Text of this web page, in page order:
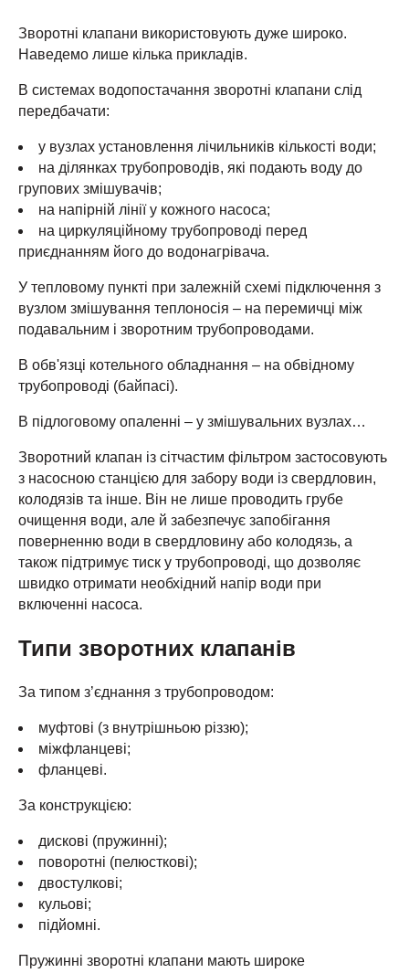
Зворотні клапани використовують дуже широко.
Наведемо лише кілька прикладів.
В системах водопостачання зворотні клапани слід
передбачати:
у вузлах установлення лічильників кількості води;
на ділянках трубопроводів, які подають воду до
групових змішувачів;
на напірній лінії у кожного насоса;
на циркуляційному трубопроводі перед
приєднанням його до водонагрівача.
У тепловому пункті при залежній схемі підключення з
вузлом змішування теплоносія – на перемичці між
подавальним і зворотним трубопроводами.
В обв'язці котельного обладнання – на обвідному
трубопроводі (байпасі).
В підлоговому опаленні – у змішувальних вузлах…
Зворотний клапан із сітчастим фільтром застосовують
з насосною станцією для забору води із свердловин,
колодязів та інше. Він не лише проводить грубе
очищення води, але й забезпечує запобігання
поверненню води в свердловину або колодязь, а
також підтримує тиск у трубопроводі, що дозволяє
швидко отримати необхідний напір води при
включенні насоса.
Типи зворотних клапанів
За типом з’єднання з трубопроводом:
муфтові (з внутрішньою різзю);
міжфланцеві;
фланцеві.
За конструкцією:
дискові (пружинні);
поворотні (пелюсткові);
двостулкові;
кульові;
підйомні.
Пружинні зворотні клапани мають широке